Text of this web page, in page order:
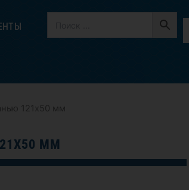
121х50 мм
ММ